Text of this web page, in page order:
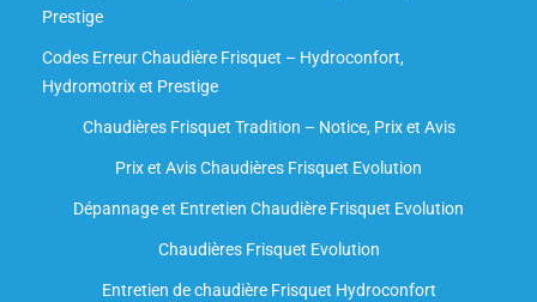
Prestige
Codes Erreur Chaudière Frisquet – Hydroconfort,
Hydromotrix et Prestige
Chaudières Frisquet Tradition – Notice, Prix et Avis
Prix et Avis Chaudières Frisquet Evolution
Dépannage et Entretien Chaudière Frisquet Evolution​
Chaudières Frisquet Evolution
Entretien de chaudière Frisquet Hydroconfort